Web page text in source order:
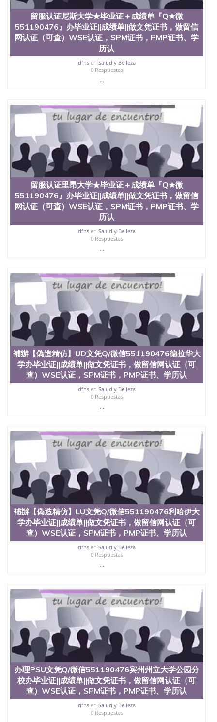
6、客户确认收到结果，付余款。 我们对海外大学及
学院的毕业证成绩单所使用的材料，尺寸大小，防伪
结构（包括：水印，阴影底纹，钢印LOGO烫金烫
银，LOGO烫金烫银复合重叠。 文字图案浮雕，激光
镭射，紫外荧光，温感，复印防伪）都有原版本文凭
对照。质量得到了广大海外客户群体的认可，同时和
海外学校留学中介， 同时能做到与时俱进，及时掌握
各大院校的（毕业证，成绩单，资格证，学生卡，结
业证，录取通知书，在读证明等相关材料）的版本更
原版实物，以求达到客户的需求。 我们的优势： 我
们在保证合理定价的同时，坚持较高性价比，通过品
质和效率不断优化，为您倾情诠释什么是高性价比。
咨询顾问：Sam q/微信:551190476 Q/微
信:551190476办理毕业证成绩单、教育部认证,录取通
知书，雅思，留学回国证明.
公司专业制作、办理、仿制、成绩单文凭、改成绩、
教育部学历学位认证、毕业证、成绩单、文凭、学历
文凭、假文凭假毕业证假学历书制作、假制作、办
理、仿制学位证书、毕业证文凭、文凭毕业证、毕业
证认证、留服认证、使馆认证、使馆证明、使馆留学
回国人员证明、留学生认证、学历认证、文凭认证学
位认证、留学生学历认证、留学生学位认证、英国文
凭学历、美国文凭学历、澳洲文凭学历、加拿大文凭
学历、新西兰学历认证等q:551190476 微信：
University）圣何塞州立大学毕业证（San Jose State
University）圣何塞州立大学成绩单（San Jose State
University）圣何塞州立大学成绩单（ San Jose State
University）圣何塞州立大学成绩单（San Jose State
University）成绩单圣何塞州立大学文凭（San Jose
State University）圣何塞州立大学（San Jose State
University）圣何塞州立大学（San Jose State
University）圣何塞州立大学（ San Jose State
University）圣何塞州立大学（San Jose State
University）圣何塞州立大学文凭（San Jose State
University）圣何塞州立大学文凭（San Jose State
University）文凭圣何塞州立大学文凭（San Jose
State University）圣何塞州立大学学历（ San Jose
State University）圣何塞州立大学学历（San Jose
University）圣何塞州立大学（San Jose State
University）圣何塞州立大学（San Jose State
University）圣何塞州立大学（San Jose State
University）圣何塞州立大学学位证（San Jose State
University）圣何塞州立大学学位证（San Jose State
University）圣何塞州立大学学位证（San Jose State
University）圣何塞州立大学（San Jose State
University）圣何塞州立大学（San Jose State
University）圣何塞州立大学（San Jose State
University）圣何塞州立大学（San Jose State
University）圣何塞州立大学学位证（San Jose State
University）圣何塞州立大学学位证（San Jose State
University）圣何塞州立大学结业证（San Jose State
University）圣何塞州立大学结业证（San Jose State
University）圣何塞州立大学学历证书（San Jose
State University）圣何塞州立大学学历证书（San
Jose State University）圣何塞州立大学学历证书
（San Jose State University）澳洲读书未毕业找人做
文凭学位qq微信551190476澳洲读CQU中央昆士兰大
学学历 绩单购买学位证书/澳洲读本科硕士做文凭/购
买澳洲大学毕业证成绩单假文凭学历
offieUniversityofSouthernQueensland 澳洲读书未毕
业找人做文凭学位qq微信551190476澳洲读CQU中央
昆士兰大学学历成绩单购买学位证书/澳洲读本科硕
士做文凭/购买澳洲大学毕业证成绩单假文凭学历办
理NCSU文凭Q/微信551190476北卡罗来纳州立大学
办毕业证||成绩单||做文凭证书，做留信网认证（可
查）WSE认证，SPM证书，PMP证书、学历认证、在
读证明North Carolina State University,Raleigh
留服认证尼斯大学★毕业证＋成绩单『Q★微
551190476』办毕业证||成绩单||做文凭证书，做留信
网认证（可查）WSE认证，SPM证书，PMP证书、学
历认
dfnsen Salud y Belleza
0 Respuestas
...
留服认证里昂大学★毕业证＋成绩单『Q★微
551190476』办毕业证||成绩单||做文凭证书，做留信
网认证（可查）WSE认证，SPM证书，PMP证书、学
历认
dfnsen Salud y Belleza
0 Respuestas
...
補辦【偽造精仿】UD文凭Q/微信551190476德拉华大
学办毕业证||成绩单||做文凭证书，做留信网认证（可
查）WSE认证，SPM证书，PMP证书、学历认
dfnsen Salud y Belleza
0 Respuestas
...
補辦【偽造精仿】LU文凭Q/微信551190476利哈伊大
学办毕业证||成绩单||做文凭证书，做留信网认证（可
查）WSE认证，SPM证书，PMP证书、学历认
dfnsen Salud y Belleza
0 Respuestas
...
办理PSU文凭Q/微信551190476宾州州立大学公园分
校办毕业证||成绩单||做文凭证书，做留信网认证（可
查）WSE认证，SPM证书，PMP证书、学历认
dfnsen Salud y Belleza
0 Respuestas